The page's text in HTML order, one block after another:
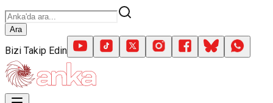
Ara
Bizi Takip Edin